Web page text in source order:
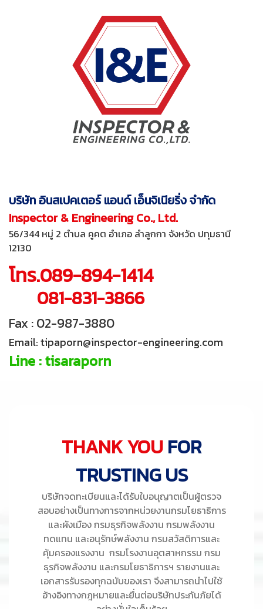
บริษัท อินสเปคเตอร์ แอนด์ เอ็นจิเนียริ่ง จำกัด
Inspector & Engineering Co., Ltd.
56/344 หมู่ 2 ตำบล คูคต อำเภอ ลำลูกกา จังหวัด ปทุมธานี
12130
โทร.089-894-1414
081-831-3866
Fax : 02-987-3880
Email: tipaporn@inspector-engineering.com
Line : tisaraporn
THANK YOUFOR
TRUSTING US
บริษัทจดทะเบียนและได้รับใบอนุญาตเป็นผู้ตรวจ
สอบอย่างเป็นทางการจากหน่วยงานกรมโยธาธิการ
และผังเมือง กรมธุรกิจพลังงาน กรมพลังงาน
ทดแทน และอนุรักษ์พลังงาน กรมสวัสดิการและ
คุ้มครองแรงงาน กรมโรงงานอุตสาหกรรม กรม
ธุรกิจพลังงาน และกรมโยธาธิการฯ รายงานและ
เอกสารรับรองทุกฉบับของเรา จึงสามารถนำไปใช้
อ้างอิงทางกฎหมายและยื่นต่อบริษัทประกันภัยได้